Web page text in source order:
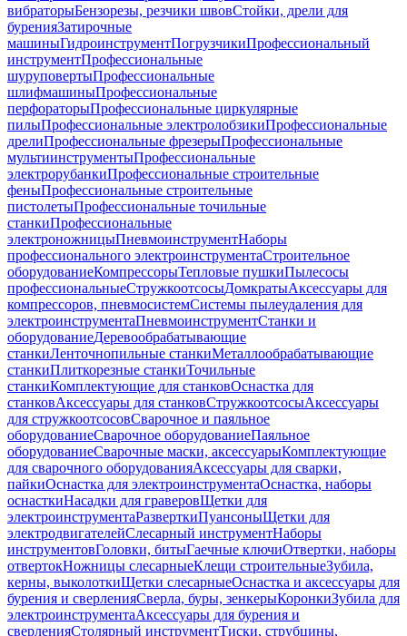
вибраторыБензорезы, резчики швовСтойки, дрели для
буренияЗатирочные
машиныГидроинструментПогрузчикиПрофессиональный
инструментПрофессиональные
шуруповертыПрофессиональные
шлифмашиныПрофессиональные
перфораторыПрофессиональные циркулярные
пилыПрофессиональные электролобзикиПрофессиональные
дрелиПрофессиональные фрезерыПрофессиональные
мультиинструментыПрофессиональные
электрорубанкиПрофессиональные строительные
феныПрофессиональные строительные
пистолетыПрофессиональные точильные
станкиПрофессиональные
электроножницыПневмоинструментНаборы
профессионального электроинструментаСтроительное
оборудованиеКомпрессорыТепловые пушкиПылесосы
профессиональныеСтружкоотсосыДомкратыАксессуары для
компрессоров, пневмосистемСистемы пылеудаления для
электроинструментаПневмоинструментСтанки и
оборудованиеДеревообрабатывающие
станкиЛенточнопильные станкиМеталлообрабатывающие
станкиПлиткорезные станкиТочильные
станкиКомплектующие для станковОснастка для
станковАксессуары для станковСтружкоотсосыАксессуары
для стружкоотсосовСварочное и паяльное
оборудованиеСварочное оборудованиеПаяльное
оборудованиеСварочные маски, аксессуарыКомплектующие
для сварочного оборудованияАксессуары для сварки,
пайкиОснастка для электроинструментаОснастка, наборы
оснасткиНасадки для граверовЩетки для
электроинструментаРазверткиПуансоныЩетки для
электродвигателейСлесарный инструментНаборы
инструментовГоловки, битыГаечные ключиОтвертки, наборы
отвертокНожницы слесарныеКлещи строительныеЗубила,
керны, выколоткиЩетки слесарныеОснастка и аксессуары для
бурения и сверленияСверла, буры, зенкерыКоронкиЗубила для
электроинструментаАксессуары для бурения и
сверленияСтолярный инструментТиски, струбцины,